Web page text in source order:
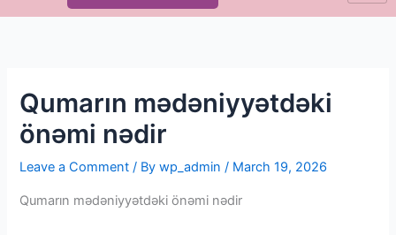
Qumarın mədəniyyətdəki
önəmi nədir
Leave a Comment / Bywp_admin/ March 19, 2026
Qumarın mədəniyyətdəki önəmi nədir